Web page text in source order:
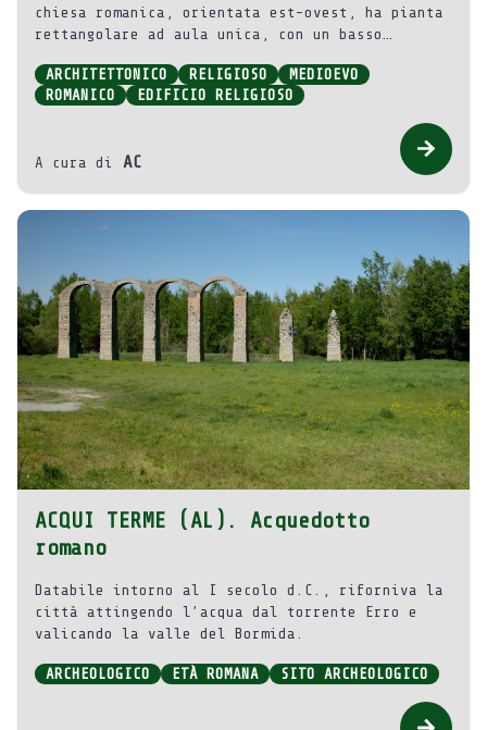
chiesa romanica, orientata est-ovest, ha pianta
rettangolare ad aula unica, con un basso
ARCHITETTONICO
RELIGIOSO
MEDIOEVO
ROMANICO
EDIFICIO RELIGIOSO
A cura di AC
ACQUI TERME (AL). Acquedotto
romano
Databile intorno al I secolo d.C., riforniva la
città attingendo l’acqua dal torrente Erro e
valicando la valle del Bormida.
ARCHEOLOGICO ETÀ ROMANA SITO ARCHEOLOGICO